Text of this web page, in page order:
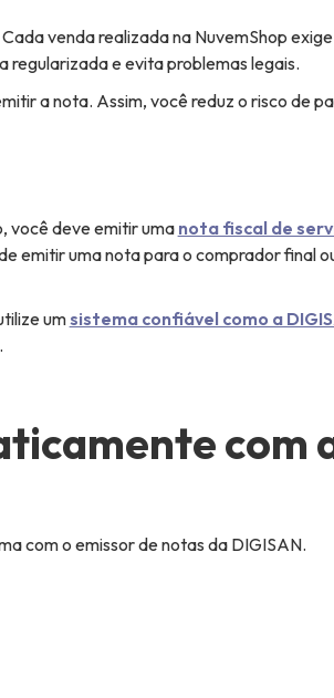
venda realizada na NuvemShop
regularizada e evita problemas legais.
a nota. Assim, você reduz o risco de
você deve emitir uma nota fiscal de
emitir uma nota para o comprador final
umsistema confiável como a
com
com o emissor de notas da DIGISAN.